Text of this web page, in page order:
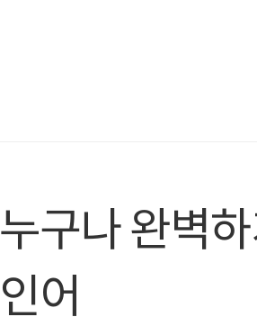
누구나 완벽
인어